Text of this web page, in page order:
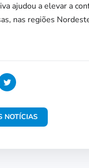
ajudou a elevar a
nas regiões
NOTÍCIAS